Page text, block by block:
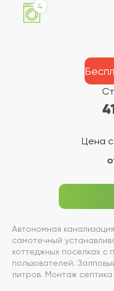
4
Цена
Автономная
самотечный
коттеджных поселках с
пользователей.
литров. Монтаж септика